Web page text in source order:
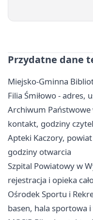
Przydatne dane
Miejsko-Gminna
Filia Śmiłowo - adres,
Archiwum Państwowe
kontakt, godziny
Apteki Kaczory,
godziny otwarcia
Szpital Powiatowy w
rejestracja i opieka
Ośrodek Sportu i
basen, hala sportowa